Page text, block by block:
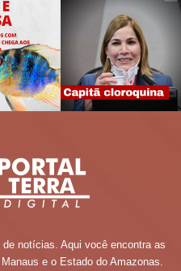
notícias. Aqui você encontra as
e o Estado do Amazonas.